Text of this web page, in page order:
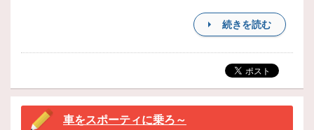
続きを読む
車をスポーティに乗ろ～